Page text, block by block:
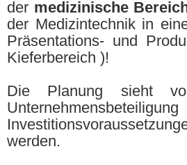
der medizinische
der Medizintechnik in
Präsentations- und
Kieferbereich )!
Die Planung sieht
werden.